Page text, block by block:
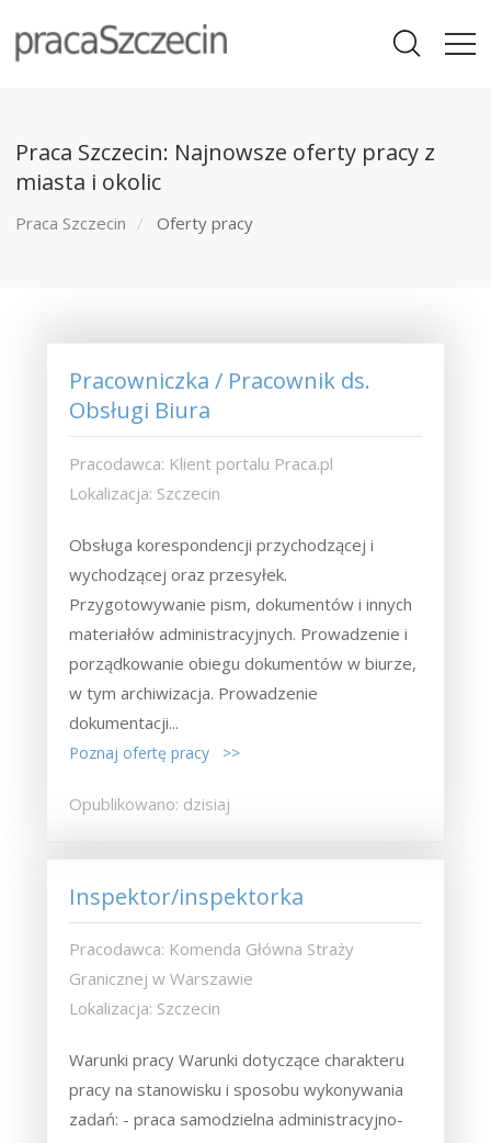
Praca Szczecin: Najnowsze oferty pracy z
miasta i okolic
Praca Szczecin Oferty pracy
Pracowniczka / Pracownik ds.
Obsługi Biura
Pracodawca: Klient portalu Praca.pl
Lokalizacja: Szczecin
Obsługa korespondencji przychodzącej i
wychodzącej oraz przesyłek.
Przygotowywanie pism, dokumentów i innych
materiałów administracyjnych. Prowadzenie i
porządkowanie obiegu dokumentów w biurze,
w tym archiwizacja. Prowadzenie
dokumentacji...
Poznaj ofertę pracy >>
Opublikowano: dzisiaj
Inspektor/inspektorka
Pracodawca: Komenda Główna Straży
Granicznej w Warszawie
Lokalizacja: Szczecin
Warunki pracy Warunki dotyczące charakteru
pracy na stanowisku i sposobu wykonywania
zadań: - praca samodzielna administracyjno-